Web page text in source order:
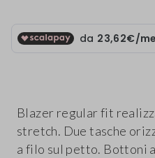
Blazer regular fit
stretch. Due tasche
a filo sul petto. Bottoni